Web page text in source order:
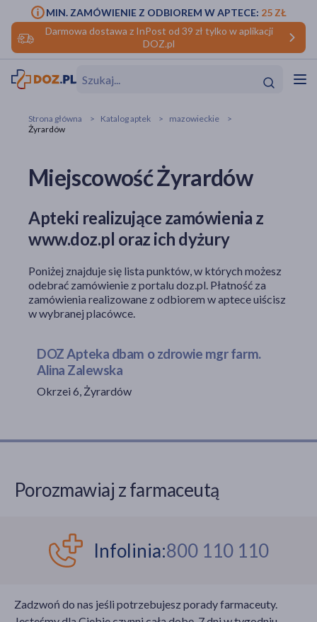
Darmowa dostawa z InPost od 39 zł tylko w aplikacji
DOZ.pl
MIN. ZAMÓWIENIE Z ODBIOREM W APTECE: 25 ZŁ
makijażu
Hit
Strona główna Katalog aptek
mazowieckie
Żyrardów
Miejscowość Żyrardów
Apteki realizujące zamówienia z
www.doz.pl oraz ich dyżury
Poniżej znajduje się lista punktów, w których możesz
odebrać zamówienie z portalu doz.pl. Płatność za
zamówienia realizowane z odbiorem w aptece uiścisz
w wybranej placówce.
DOZ Apteka dbam o zdrowie mgr farm.
Alina Zalewska
Okrzei 6, Żyrardów
Porozmawiaj z farmaceutą
Infolinia:800 110 110
Zadzwoń do nas jeśli potrzebujesz porady farmaceuty.